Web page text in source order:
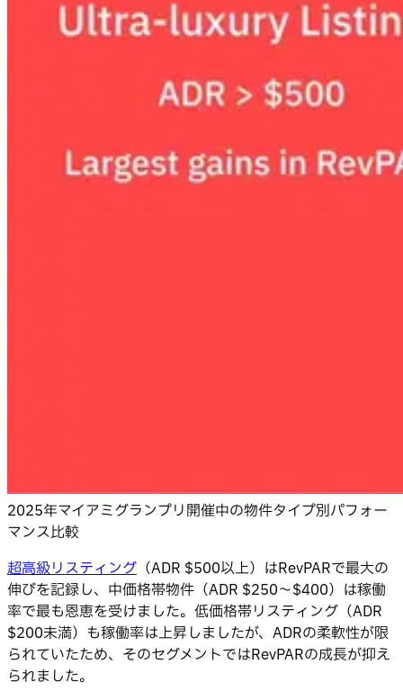
2025年マイアミグランプリ開催中の物件タイプ別パフォー
マンス比較
超高級リスティング （ADR $500以上）はRevPARで最大の
伸びを記録し、中価格帯物件（ADR $250〜$400）は稼働
率で最も恩恵を受けました。低価格帯リスティング（ADR
$200未満）も稼働率は上昇しましたが、ADRの柔軟性が限
られていたため、そのセグメントではRevPARの成長が抑え
られました。